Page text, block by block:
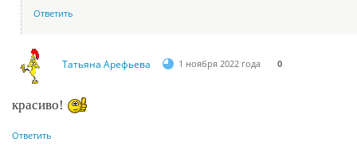
Ответить
Татьяна Арефьева 1 ноября 2022 года 0
красиво!
Ответить